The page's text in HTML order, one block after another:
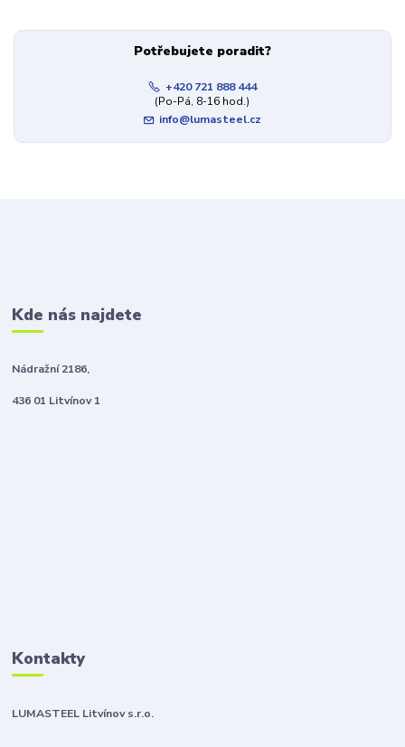
Potřebujete poradit?
+420 721 888 444
(Po-Pá, 8-16 hod.)
info@lumasteel.cz
Kde nás najdete
Nádražní 2186,
436 01 Litvínov 1
Kontakty
LUMASTEEL Litvínov s.r.o.